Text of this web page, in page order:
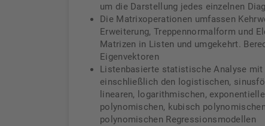
um die Darstellung jedes einzelnen
Die Matrixoperationen umfassen
Erweiterung, Treppennormalform und
Matrizen in Listen und umgekehrt.
Eigenvektoren
Listenbasierte statistische Analyse mit
einschließlich den logistischen,
linearen, logarithmischen,
polynomischen, kubisch
polynomischen Regressionsmodellen